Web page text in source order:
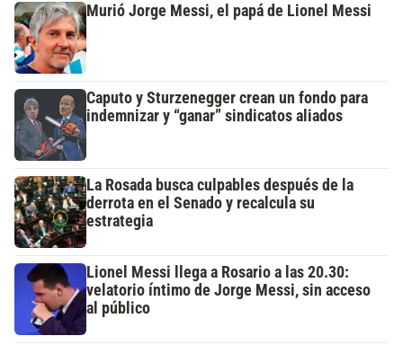
Murió Jorge Messi, el papá de Lionel Messi
Caputo y Sturzenegger crean un fondo para
indemnizar y “ganar” sindicatos aliados
La Rosada busca culpables después de la
derrota en el Senado y recalcula su
estrategia
Lionel Messi llega a Rosario a las 20.30:
velatorio íntimo de Jorge Messi, sin acceso
al público